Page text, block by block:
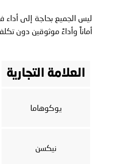
ليس الجميع بحاجة إلى أداء
أماناً وأداءً موثوقين دون
العلامة التجارية
يوكوهاما
نيكسن